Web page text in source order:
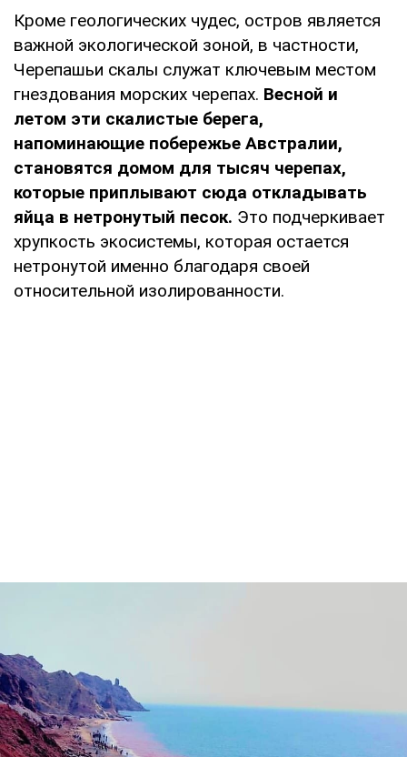
Кроме геологических чудес, остров является
важной экологической зоной, в частности,
Черепашьи скалы служат ключевым местом
гнездования морских черепах. Весной и
летом эти скалистые берега,
напоминающие побережье Австралии,
становятся домом для тысяч черепах,
которые приплывают сюда откладывать
яйца в нетронутый песок. Это подчеркивает
хрупкость экосистемы, которая остается
нетронутой именно благодаря своей
относительной изолированности.